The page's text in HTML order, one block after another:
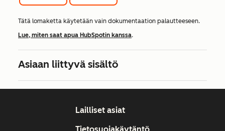
Tätä lomaketta käytetään vain dokumentaation palautteeseen.
Lue, miten saat apua HubSpotin kanssa.
Asiaan liittyvä sisältö
Lailliset asiat